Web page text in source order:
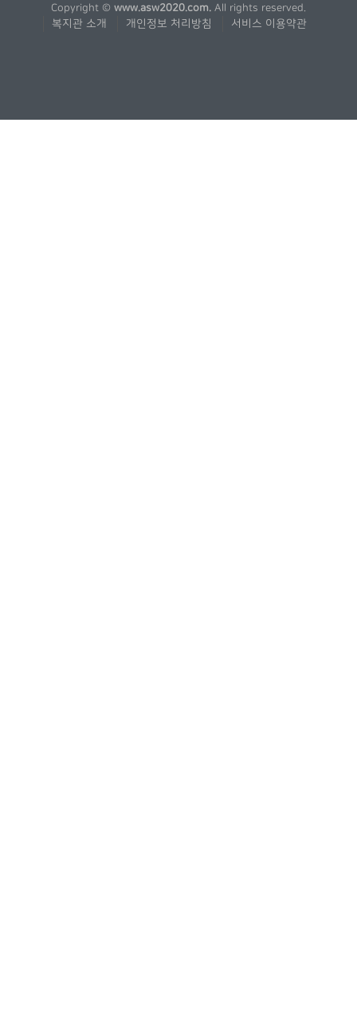
Copyright © www.asw2020.com. All rights reserved.
복지관 소개 개인정보 처리방침 서비스 이용약관